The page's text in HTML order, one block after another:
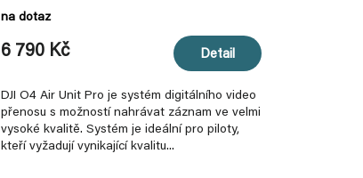
na dotaz
6 790 Kč Detail
DJI O4 Air Unit Pro je systém digitálního video
přenosu s možností nahrávat záznam ve velmi
vysoké kvalitě. Systém je ideální pro piloty,
kteří vyžadují vynikající kvalitu...